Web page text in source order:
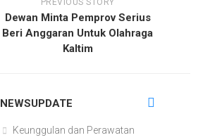
PREVIOUS STORY
Dewan Minta Pemprov Serius
Beri Anggaran Untuk Olahraga
Kaltim
NEWSUPDATE
Keunggulan dan Perawatan